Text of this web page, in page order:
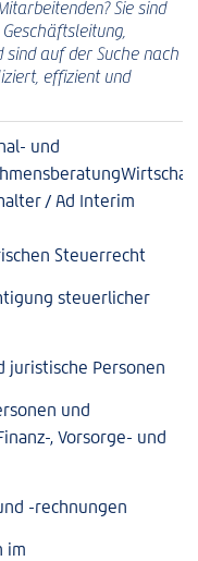
Sie sind
auf der Suche nach
effizient und
und
/ Ad Interim
Steuerrecht
steuerlicher
juristische Personen
und
, Vorsorge- und
-rechnungen
im